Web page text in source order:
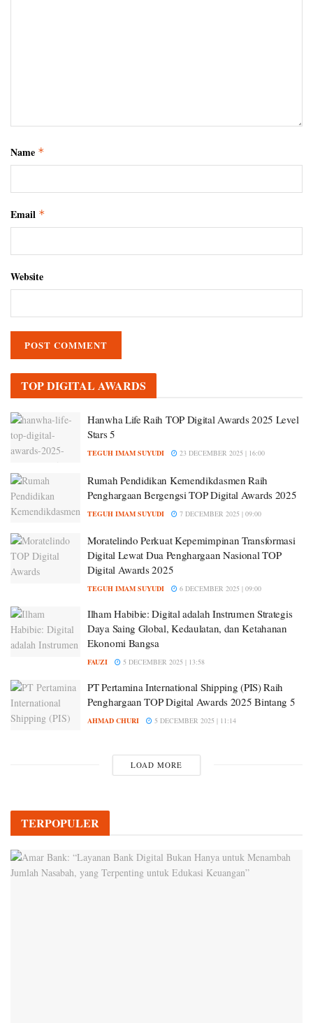
Name *
Email *
Website
TOP DIGITAL AWARDS
Hanwha Life Raih TOP Digital Awards 2025 Level
Stars 5
TEGUH IMAM SUYUDI 23 DECEMBER 2025 | 16:00
Rumah Pendidikan Kemendikdasmen Raih
Penghargaan Bergengsi TOP Digital Awards 2025
TEGUH IMAM SUYUDI 7 DECEMBER 2025 | 09:00
Moratelindo Perkuat Kepemimpinan Transformasi
Digital Lewat Dua Penghargaan Nasional TOP
Digital Awards 2025
TEGUH IMAM SUYUDI 6 DECEMBER 2025 | 09:00
Ilham Habibie: Digital adalah Instrumen Strategis
Daya Saing Global, Kedaulatan, dan Ketahanan
Ekonomi Bangsa
FAUZI 5 DECEMBER 2025 | 13:58
PT Pertamina International Shipping (PIS) Raih
Penghargaan TOP Digital Awards 2025 Bintang 5
AHMAD CHURI 5 DECEMBER 2025 | 11:14
LOAD MORE
TERPOPULER